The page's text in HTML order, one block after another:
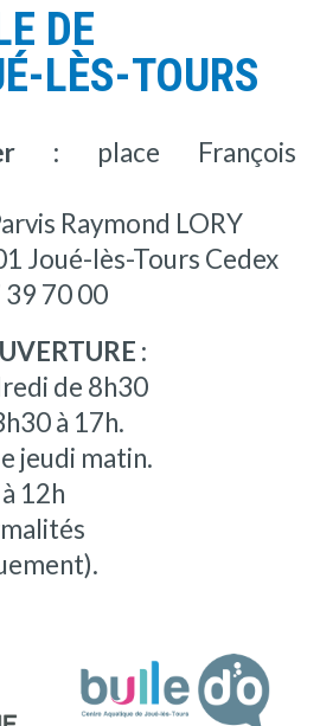
DE
LÈS-TOURS
: place François
Raymond LORY
Joué-lès-Tours Cedex
39 70 00
:
de 8h30
à 17h.
jeudi matin.
12h